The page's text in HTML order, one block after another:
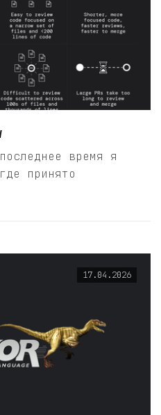
время я
принято
17.04.2026